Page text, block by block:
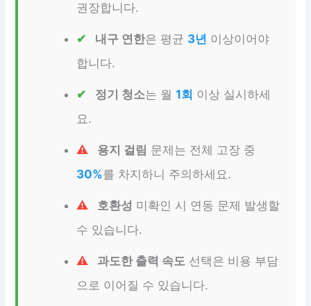
권장합니다.
내구 연한은 평균 3년 이상이어야
합니다.
정기 청소는 월1회 이상 실시하세
요.
용지 걸림 문제는 전체 고장 중
30%를 차지하니 주의하세요.
호환성 미확인 시 연동 문제 발생할
수 있습니다.
과도한 출력 속도 선택은 비용 부담
으로 이어질 수 있습니다.